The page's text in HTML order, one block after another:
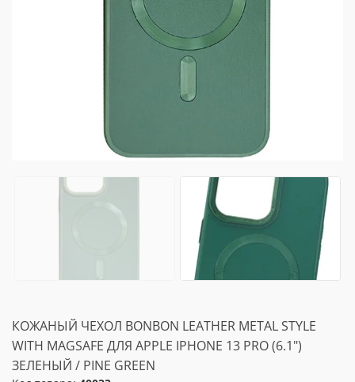
КОЖАНЫЙ ЧЕХОЛ BONBON LEATHER METAL STYLE
WITH MAGSAFE ДЛЯ APPLE IPHONE 13 PRO (6.1")
ЗЕЛЕНЫЙ / PINE GREEN